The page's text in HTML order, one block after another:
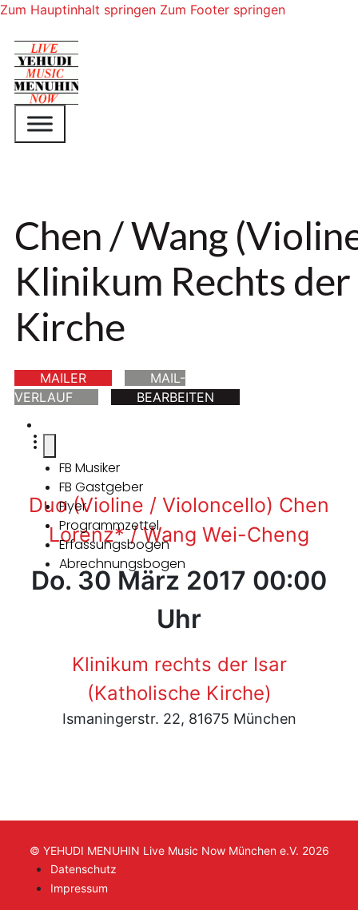
Zum Hauptinhalt springen Zum Footer springen
Chen / Wang
Klinikum Rechts
Kirche
MAILER
MAIL-
VERLAUF
BEARBEITEN
FB Musiker
FB Gastgeber
Flyer
Programmzettel
Erfassungsbogen
Abrechnungsbogen
Duo (Violine / Violoncello) Chen
Lorenz* / Wang Wei-Cheng
Do. 30 März 2017 00:00
Uhr
Klinikum rechts der Isar
(Katholische Kirche)
Ismaningerstr. 22, 81675 München
© YEHUDI MENUHIN Live Music Now München e.V. 2026
Datenschutz
Impressum